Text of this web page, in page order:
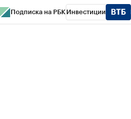
Подписка на РБК Инвестиции